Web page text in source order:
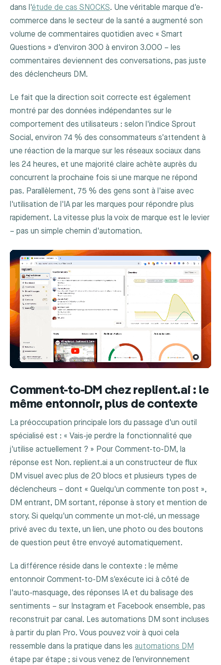
dans l'étude de cas SNOCKS. Une véritable marque d'e-
commerce dans le secteur de la santé a augmenté son
volume de commentaires quotidien avec « Smart
Questions » d'environ 300 à environ 3.000 – les
commentaires deviennent des conversations, pas juste
des déclencheurs DM.
Le fait que la direction soit correcte est également
montré par des données indépendantes sur le
comportement des utilisateurs : selon l'indice Sprout
Social, environ 74 % des consommateurs s'attendent à
une réaction de la marque sur les réseaux sociaux dans
les 24 heures, et une majorité claire achète auprès du
concurrent la prochaine fois si une marque ne répond
pas. Parallèlement, 75 % des gens sont à l'aise avec
l'utilisation de l'IA par les marques pour répondre plus
rapidement. La vitesse plus la voix de marque est le levier
– pas un simple chemin d'automation.
Comment-to-DM chez replient.ai : le
même entonnoir, plus de contexte
La préoccupation principale lors du passage d'un outil
spécialisé est : « Vais-je perdre la fonctionnalité que
j'utilise actuellement ? » Pour Comment-to-DM, la
réponse est Non. replient.ai a un constructeur de flux
DM visuel avec plus de 20 blocs et plusieurs types de
déclencheurs – dont « Quelqu'un commente ton post »,
DM entrant, DM sortant, réponse à story et mention de
story. Si quelqu'un commente un mot-clé, un message
privé avec du texte, un lien, une photo ou des boutons
de question peut être envoyé automatiquement.
La différence réside dans le contexte : le même
entonnoir Comment-to-DM s'exécute ici à côté de
l'auto-masquage, des réponses IA et du balisage des
sentiments – sur Instagram et Facebook ensemble, pas
reconstruit par canal. Les automations DM sont incluses
à partir du plan Pro. Vous pouvez voir à quoi cela
ressemble dans la pratique dans les automations DM
étape par étape ; si vous venez de l'environnement